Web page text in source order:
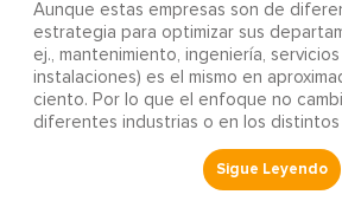
Aunque estas empresas son de
estrategia para optimizar sus
ej., mantenimiento, ingeniería,
instalaciones) es el mismo en
ciento. Por lo que el enfoque no
diferentes industrias o en los